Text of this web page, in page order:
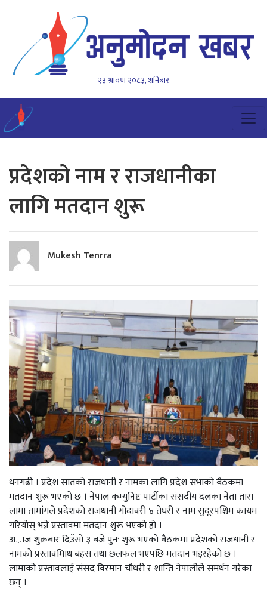
२३ श्रावण २०८३, शनिबार
प्रदेशकाे नाम र राजधानीका
लागि मतदान शुरू
Mukesh Tenrra
धनगढी । प्रदेश सातकाे राजधानी र नामका लागि प्रदेश सभाकाे बैठकमा
मतदान शुरू भएकाे छ । नेपाल कम्युनिष्ट पार्टीका संसदीय दलका नेता तारा
लामा तामांगले प्रदेशकाे राजधानी गोदावरी ४ तेघरी र नाम सुदूरपश्चिम कायम
गरियोस् भन्ने प्रस्तावमा मतदान शुरू भएकाे हाे ।
अाज शुक्रबार दिउँसाे ३ बजे पुनः शुरू भएकाे बैठकमा प्रदेशको राजधानी र
नामकाे प्रस्तावमािथ बहस तथा छलफल भएपछि मतदान भइरहेकाे छ ।
लामाको प्रस्तावलाई संसद विरमान चौधरी र शान्ति नेपालीले समर्थन गरेका
छन् ।